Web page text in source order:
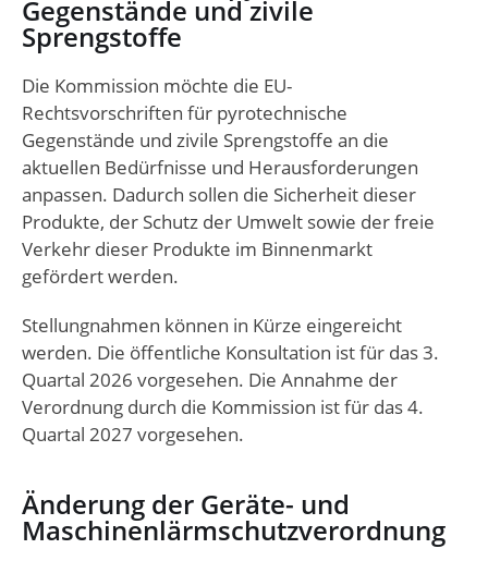
Gegenstände und zivile
Sprengstoffe
Die Kommission möchte die EU-
Rechtsvorschriften für pyrotechnische
Gegenstände und zivile Sprengstoffe an die
aktuellen Bedürfnisse und Herausforderungen
anpassen. Dadurch sollen die Sicherheit dieser
Produkte, der Schutz der Umwelt sowie der freie
Verkehr dieser Produkte im Binnenmarkt
gefördert werden.
Stellungnahmen können in Kürze eingereicht
werden. Die öffentliche Konsultation ist für das 3.
Quartal 2026 vorgesehen. Die Annahme der
Verordnung durch die Kommission ist für das 4.
Quartal 2027 vorgesehen.
Änderung der Geräte- und
Maschinenlärmschutzverordnung